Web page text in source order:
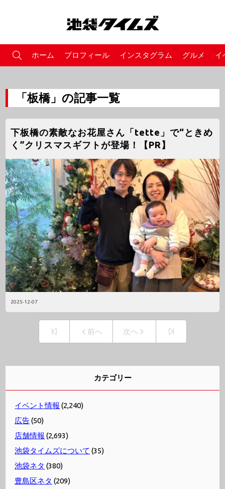
ホーム プロフィール インスタグラム グルメ イ
「板橋」の記事一覧
2025-12-07
下板橋の素敵なお花屋さん「tette」で“ときめ
く”クリスマスギフトが登場！【PR】
前へ 次へ
カテゴリー
イベント情報 (2,240)
広告(50)
店舗情報 (2,693)
池袋タイムズについて (35)
池袋ネタ (380)
豊島区ネタ (209)